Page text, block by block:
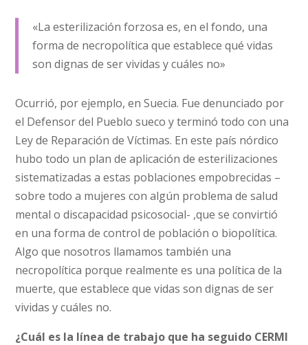
«La esterilización forzosa es, en el fondo, una
forma de necropolítica que establece qué vidas
son dignas de ser vividas y cuáles no»
Ocurrió, por ejemplo, en Suecia. Fue denunciado por
el Defensor del Pueblo sueco y terminó todo con una
Ley de Reparación de Víctimas. En este país nórdico
hubo todo un plan de aplicación de esterilizaciones
sistematizadas a estas poblaciones empobrecidas –
sobre todo a mujeres con algún problema de salud
mental o discapacidad psicosocial- ,que se convirtió
en una forma de control de población o biopolítica.
Algo que nosotros llamamos también una
necropolítica porque realmente es una política de la
muerte, que establece que vidas son dignas de ser
vividas y cuáles no.
¿Cuál es la línea de trabajo que ha seguido CERMI